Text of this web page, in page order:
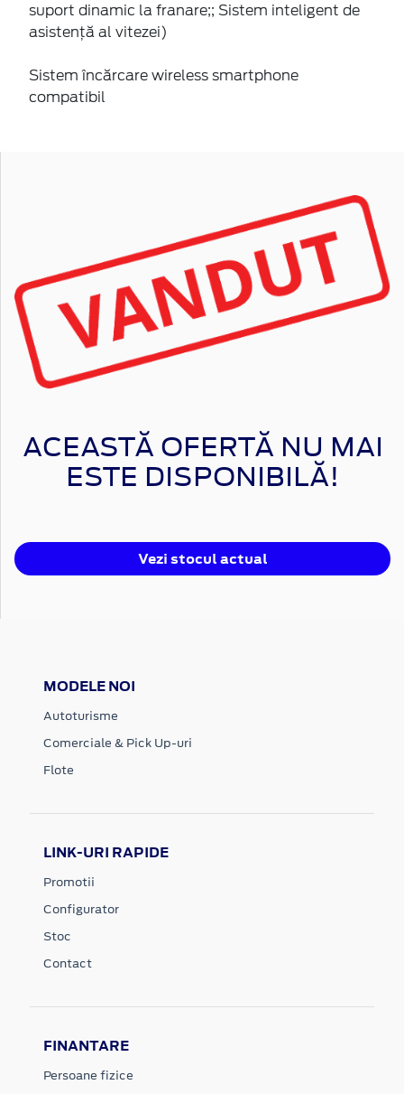
suport dinamic la franare;; Sistem inteligent de
asistență al vitezei)
Sistem încărcare wireless smartphone
compatibil
ACEASTĂ OFERTĂ NU MAI
ESTE DISPONIBILĂ!
Vezi stocul actual
MODELE NOI
Autoturisme
Comerciale & Pick Up-uri
Flote
LINK-URI RAPIDE
Promotii
Configurator
Stoc
Contact
FINANTARE
Persoane fizice